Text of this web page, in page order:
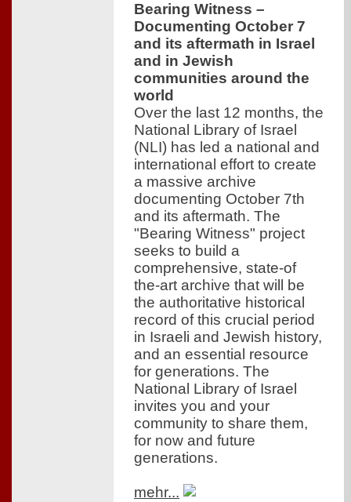
Bearing Witness –
Documenting October 7
and its aftermath in Israel
and in Jewish
communities around the
world
Over the last 12 months, the
National Library of Israel
(NLI) has led a national and
international effort to create
a massive archive
documenting October 7th
and its aftermath. The
"Bearing Witness" project
seeks to build a
comprehensive, state-of
the-art archive that will be
the authoritative historical
record of this crucial period
in Israeli and Jewish history,
and an essential resource
for generations. The
National Library of Israel
invites you and your
community to share them,
for now and future
generations.
mehr...